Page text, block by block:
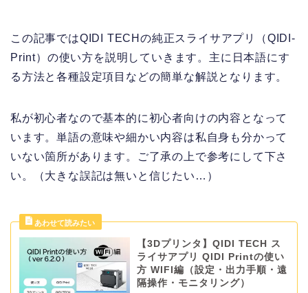
この記事ではQIDI TECHの純正スライサアプリ（QIDI-
Print）の使い方を説明していきます。主に日本語にす
る方法と各種設定項目などの簡単な解説となります。
私が初心者なので基本的に初心者向けの内容となって
います。単語の意味や細かい内容は私自身も分かって
いない箇所があります。ご了承の上で参考にして下さ
い。（大きな誤記は無いと信じたい…）
【3Dプリンタ】QIDI TECH ス
ライサアプリ QIDI Printの使い
方 WIFI編（設定・出力手順・遠
隔操作・モニタリング）